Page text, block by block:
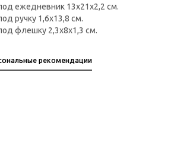
ежедневник 13х21х2,2 см.
ручку 1,6х13,8 см.
флешку 2,3х8х1,3 см.
рекомендации